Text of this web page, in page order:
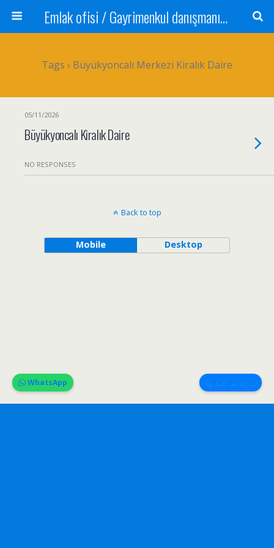
Emlak ofisi / Gayrimenkul danışmanı Satılık daire / Kiralık daire Satılık arsa / Tarla Satılık dükkan / Mağaza Devren satılık işyeri Depo ve antrepo Yatırım: Yatırımlık arsa
Tags › Büyükyoncalı Merkezi Kiralık Daire
05/11/2026
Büyükyoncalı Kiralık Daire
NO RESPONSES
Back to top
Mobile Desktop
Bizi Arayın
WhatsApp